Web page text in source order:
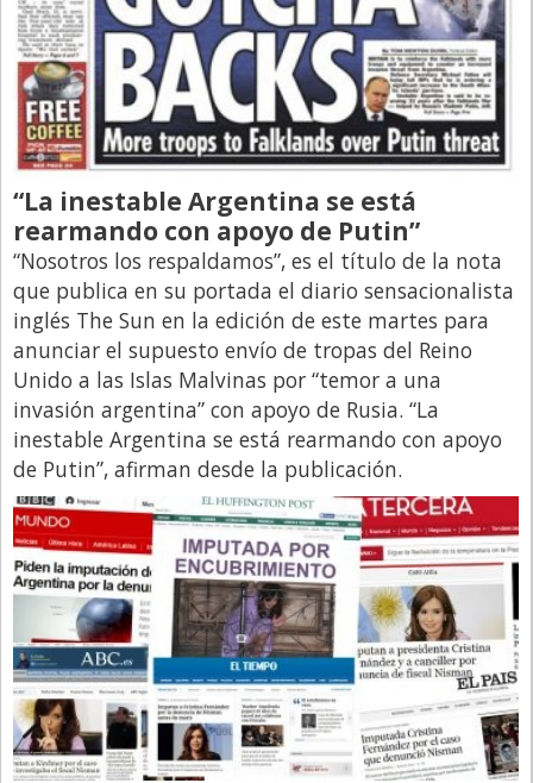
“La inestable Argentina se está
rearmando con apoyo de Putin”
“Nosotros los respaldamos”, es el título de la nota
que publica en su portada el diario sensacionalista
inglés The Sun en la edición de este martes para
anunciar el supuesto envío de tropas del Reino
Unido a las Islas Malvinas por “temor a una
invasión argentina” con apoyo de Rusia. “La
inestable Argentina se está rearmando con apoyo
de Putin”, afirman desde la publicación.